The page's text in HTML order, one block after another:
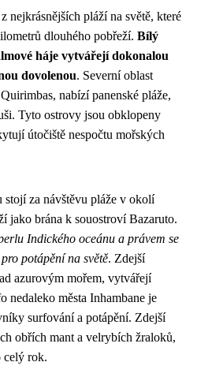
nejkrásnějších pláží na světě, které
dlouhého pobřeží. Bílý
háje vytvářejí dokonalou
dovolenou. Severní oblast
nabízí panenské pláže,
Tyto ostrovy jsou obklopeny
útočiště nespočtu mořských
za návštěvu pláže v okolí
jako brána k souostroví Bazaruto.
Indického oceánu a právem se
potápění na světě. Zdejší
azurovým mořem, vytvářejí
nedaleko města Inhambane je
surfování a potápění. Zdejší
obřích mant a velrybích žraloků,
celý rok.